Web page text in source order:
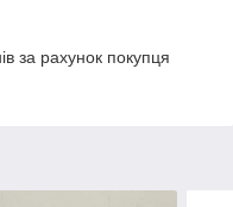
за рахунок покупця